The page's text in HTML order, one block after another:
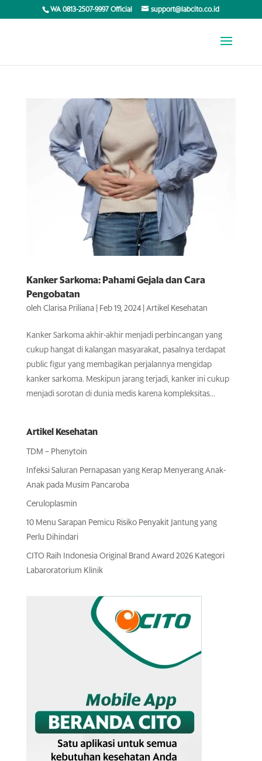
WA 0813-2507-9997 Official support@labcito.co.id
Kanker Sarkoma: Pahami Gejala dan Cara
Pengobatan
oleh Clarisa Priliana| Feb 19, 2024| Artikel Kesehatan
Kanker Sarkoma akhir-akhir menjadi perbincangan yang
cukup hangat di kalangan masyarakat, pasalnya terdapat
public figur yang membagikan perjalannya mengidap
kanker sarkoma. Meskipun jarang terjadi, kanker ini cukup
menjadi sorotan di dunia medis karena kompleksitas...
Artikel Kesehatan
TDM – Phenytoin
Infeksi Saluran Pernapasan yang Kerap Menyerang Anak-
Anak pada Musim Pancaroba
Ceruloplasmin
10 Menu Sarapan Pemicu Risiko Penyakit Jantung yang
Perlu Dihindari
CITO Raih Indonesia Original Brand Award 2026 Kategori
Labaroratorium Klinik